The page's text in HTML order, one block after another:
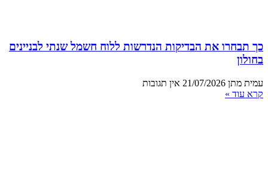
כך תבחרו את הבדיקות הנדרשות ללוח חשמל שנתי לבניינים
בחולון
עמית מתן 21/07/2026 אין תגובות
קרא עוד »